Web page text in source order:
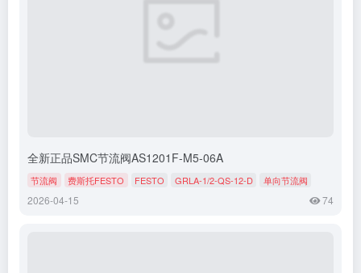
全新正品SMC节流阀AS1201F-M5-06A
节流阀 费斯托FESTO FESTO GRLA-1/2-QS-12-D 单向节流阀
2026-04-15 74